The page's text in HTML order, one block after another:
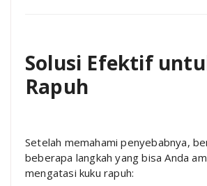
Solusi Efektif
Rapuh
Setelah memahami penyebabnya,
beberapa langkah yang bisa Anda
mengatasi kuku rapuh: